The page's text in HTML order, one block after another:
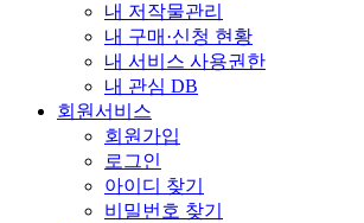
내 저작물관리
내 구매·신청 현황
내 서비스 사용권한
내 관심 DB
회원서비스
회원가입
로그인
아이디 찾기
비밀번호 찾기